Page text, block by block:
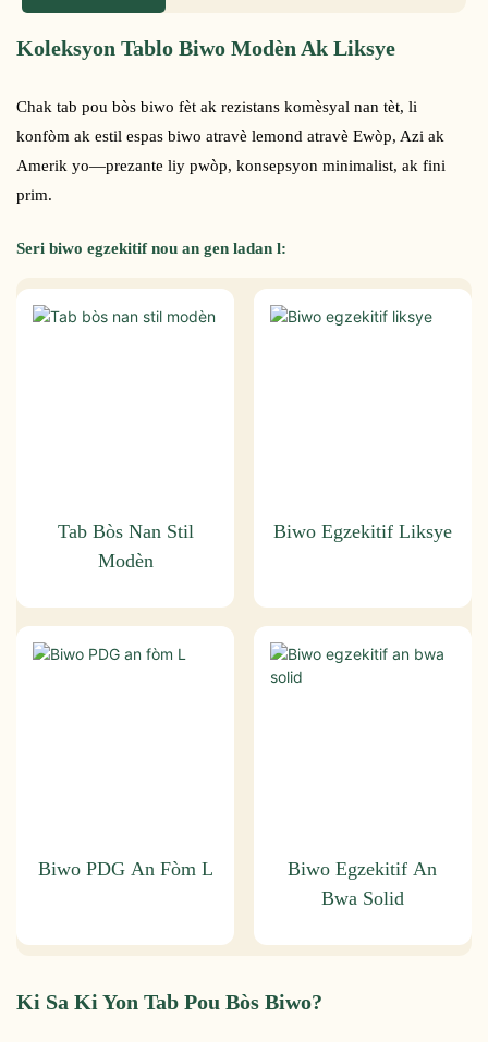
Koleksyon Tablo Biwo Modèn Ak Liksye
Chak tab pou bòs biwo fèt ak rezistans komèsyal nan tèt, li
konfòm ak estil espas biwo atravè lemond atravè Ewòp, Azi ak
Amerik yo—prezante liy pwòp, konsepsyon minimalist, ak fini
prim.
Seri biwo egzekitif nou an gen ladan l:
Tab Bòs Nan Stil
Modèn
Biwo Egzekitif Liksye
Biwo PDG An Fòm L
Biwo Egzekitif An
Bwa Solid
Ki Sa Ki Yon Tab Pou Bòs Biwo?